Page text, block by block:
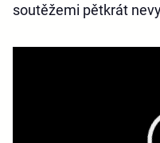
soutěžemi pětkrát